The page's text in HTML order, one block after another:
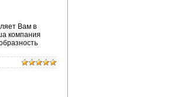
Вам в
компания